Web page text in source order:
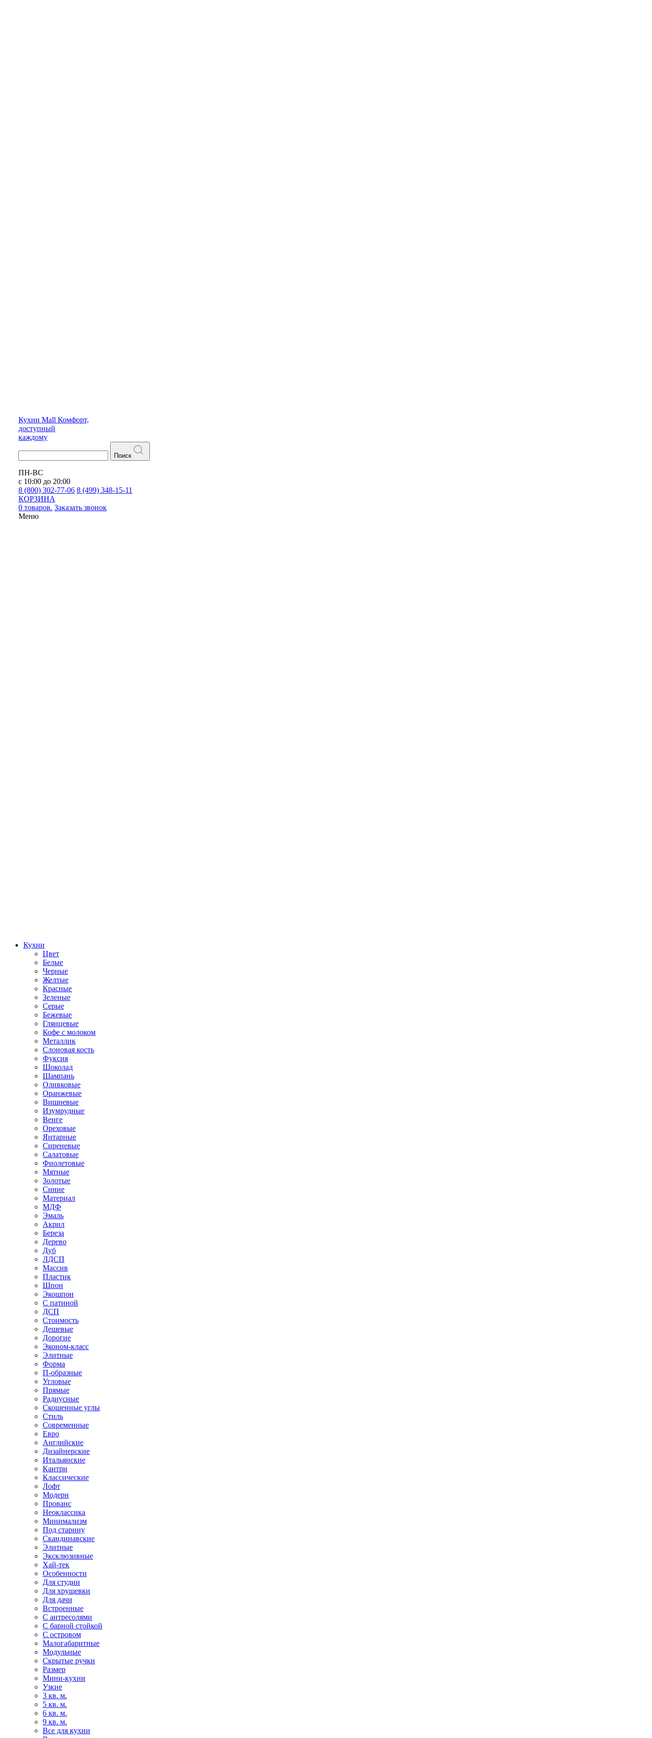
Кухни Mall Комфорт,
доступный
каждому
Поиск
ПН-ВС
с 10:00 до 20:00
8 (800) 302-77-06 8 (499) 348-15-11
КОРЗИНА
0 товаров. Заказать звонок
Меню
Кухни
Цвет
Белые
Черные
Желтые
Красные
Зеленые
Серые
Бежевые
Глянцевые
Кофе с молоком
Металлик
Слоновая кость
Фуксия
Шоколад
Шампань
Оливковые
Оранжевые
Вишневые
Изумрудные
Венге
Ореховые
Янтарные
Сиреневые
Салатовые
Фиолетовые
Мятные
Золотые
Синие
Материал
МДФ
Эмаль
Акрил
Береза
Дерево
Дуб
ЛДСП
Массив
Пластик
Шпон
Экошпон
С патиной
ДСП
Стоимость
Дешевые
Дорогие
Эконом-класс
Элитные
Форма
П-образные
Угловые
Прямые
Радиусные
Скошенные углы
Стиль
Современные
Евро
Английские
Дизайнерские
Итальянские
Кантри
Классические
Лофт
Модерн
Прованс
Неоклассика
Минимализм
Под старину
Скандинавские
Элитные
Эксклюзивные
Хай-тек
Особенности
Для студии
Для хрущевки
Для дачи
Встроенные
С антресолями
С барной стойкой
С островом
Малогабаритные
Модульные
Скрытые ручки
Размер
Мини-кухни
Узкие
3 кв. м.
5 кв. м.
6 кв. м.
9 кв. м.
Все для кухни